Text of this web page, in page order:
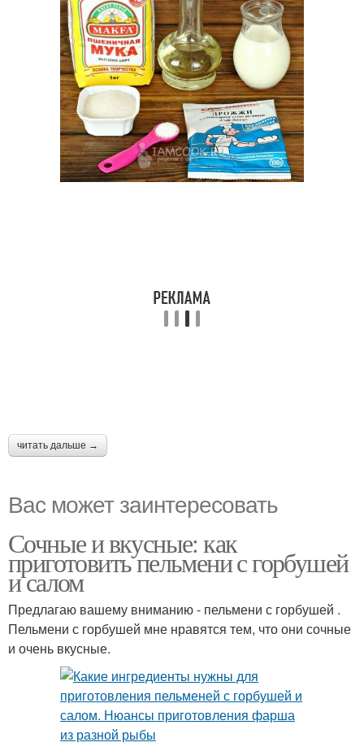
читать дальше →
Вас может заинтересовать
Сочные и вкусные: как
приготовить пельмени с горбушей
и салом
Предлагаю вашему вниманию - пельмени с горбушей .
Пельмени с горбушей мне нравятся тем, что они сочные
и очень вкусные.